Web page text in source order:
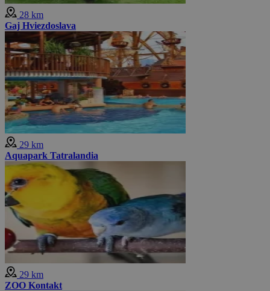
28 km
Gaj Hviezdoslava
29 km
Aquapark Tatralandia
29 km
ZOO Kontakt